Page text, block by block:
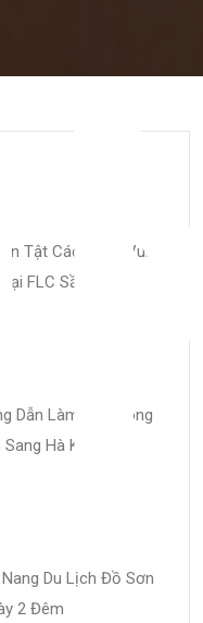
Tật Các Điểm Vui
Tại FLC Sầm Sơn
Dẫn Làm Sổ Thông
Sang Hà Khẩu
Du Lịch Đồ Sơn
2 Đêm